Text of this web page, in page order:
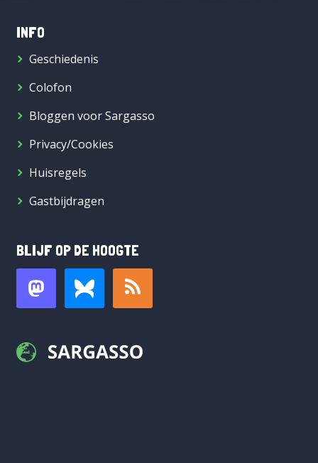
INFO
Geschiedenis
Colofon
Bloggen voor Sargasso
Privacy/Cookies
Huisregels
Gastbijdragen
BLIJF OP DE HOOGTE